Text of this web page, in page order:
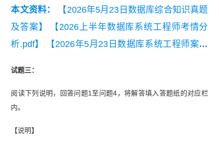
本文资料：
【2026年5月23日数据库综合知识真题
及答案】
【2026上半年数据库系统工程师考情分
析.pdf】
【2026年5月23日数据库系统工程师案例
6年上半年数据库系统工程师易混淆知识点】 【20
25年5月数据库系统工程师考试分析】
半年数据库系统工程师考试案例分析真题】
试题三：
阅读下列说明，回答问题1至问题4，将解答填入答题纸的对应栏
内。
【说明】